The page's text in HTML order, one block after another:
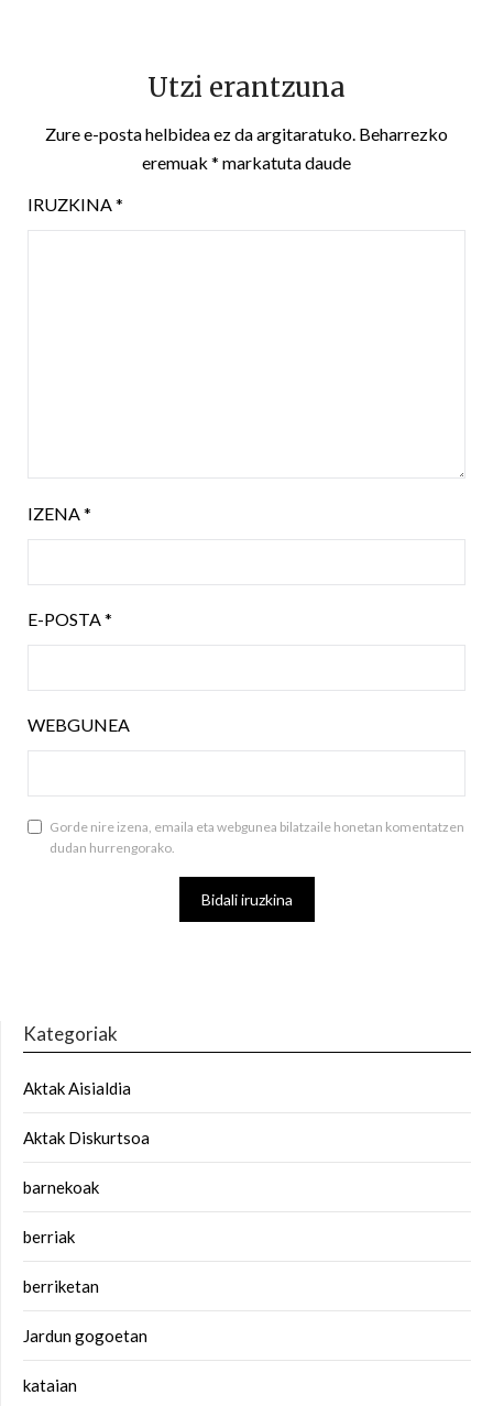
Utzi erantzuna
Zure e-posta helbidea ez da argitaratuko. Beharrezko
eremuak * markatuta daude
IRUZKINA *
IZENA *
E-POSTA *
WEBGUNEA
Gorde nire izena, emaila eta webgunea bilatzaile honetan komentatzen
dudan hurrengorako.
Kategoriak
Aktak Aisialdia
Aktak Diskurtsoa
barnekoak
berriak
berriketan
Jardun gogoetan
kataian